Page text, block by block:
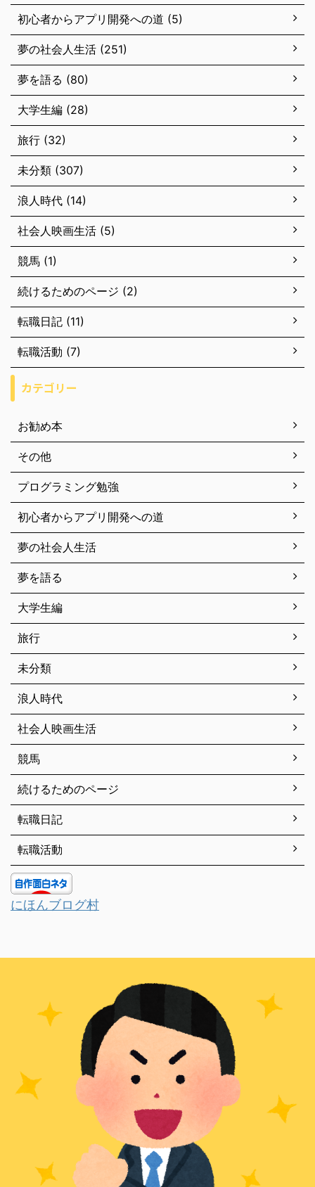
初心者からアプリ開発への道 (5)
夢の社会人生活 (251)
夢を語る (80)
大学生編 (28)
旅行 (32)
未分類 (307)
浪人時代 (14)
社会人映画生活 (5)
競馬 (1)
続けるためのページ (2)
転職日記 (11)
転職活動 (7)
カテゴリー
お勧め本
その他
プログラミング勉強
初心者からアプリ開発への道
夢の社会人生活
夢を語る
大学生編
旅行
未分類
浪人時代
社会人映画生活
競馬
続けるためのページ
転職日記
転職活動
にほんブログ村